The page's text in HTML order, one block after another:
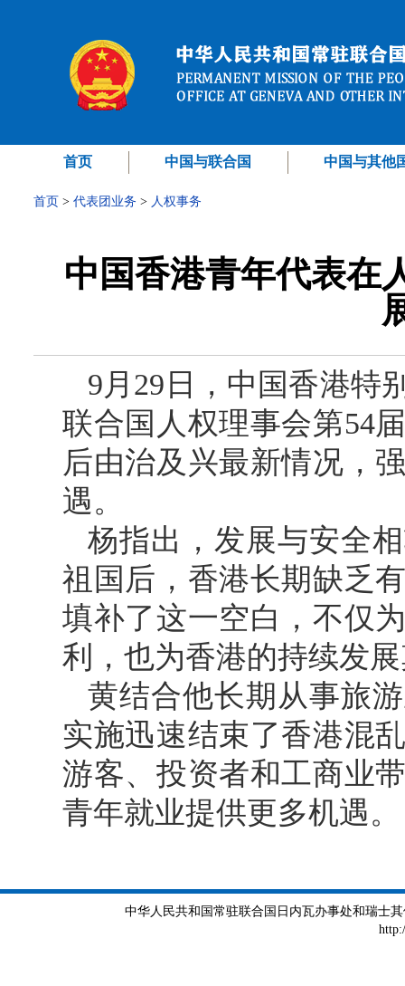
首页 中国与联合国 中国与其他
首页 > 代表团业务 > 人权事务
中国香港青年代表在
9月29日，中国香港特
联合国人权理事会第54
后由治及兴最新情况，
遇。
杨指出，发展与安全
祖国后，香港长期缺乏
填补了这一空白，不仅
利，也为香港的持续发
黄结合他长期从事旅
实施迅速结束了香港混
游客、投资者和工商业
青年就业提供更多机遇。
中华人民共和国常驻联合国日内瓦办事处和瑞士